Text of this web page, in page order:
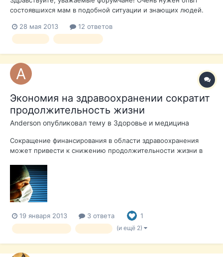
состоявшихся мам в подобной ситуации и знающих людей.
которое в итоге подтвердилось. Срок максимум 6-7 недель,
нужна хорошая страховка. Так как с испанским пока очень
28 мая 2013 12 ответов
Экономия на здравоохранении сократит
продолжительность жизни
Anderson опубликовал тему в Здоровье и медицина
Сокращение финансирования в области здравоохранения
может привести к снижению продолжительности жизни в
самых высоких в мире. Читать далее
19 января 2013 3 ответа 1
(и ещё 2)